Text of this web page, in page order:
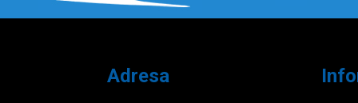
Adresa